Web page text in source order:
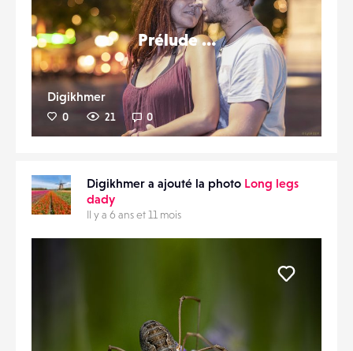
Prélude …
Digikhmer
0 21 0
Digikhmer a ajouté la photo Long legs
dady
Il y a 6 ans et 11 mois